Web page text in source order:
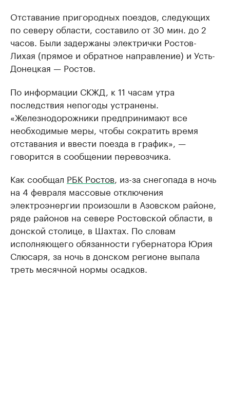
Отставание пригородных поездов, следующих
по северу области, составило от 30 мин. до 2
часов. Были задержаны электрички Ростов-
Лихая (прямое и обратное направление) и Усть-
Донецкая — Ростов.
По информации СКЖД, к 11 часам утра
последствия непогоды устранены.
«Железнодорожники предпринимают все
необходимые меры, чтобы сократить время
отставания и ввести поезда в график», —
говорится в сообщении перевозчика.
Как сообщал РБК Ростов , из-за снегопада в ночь
на 4 февраля массовые отключения
электроэнергии произошли в Азовском районе,
ряде районов на севере Ростовской области, в
донской столице, в Шахтах. По словам
исполняющего обязанности губернатора Юрия
Слюсаря, за ночь в донском регионе выпала
треть месячной нормы осадков.